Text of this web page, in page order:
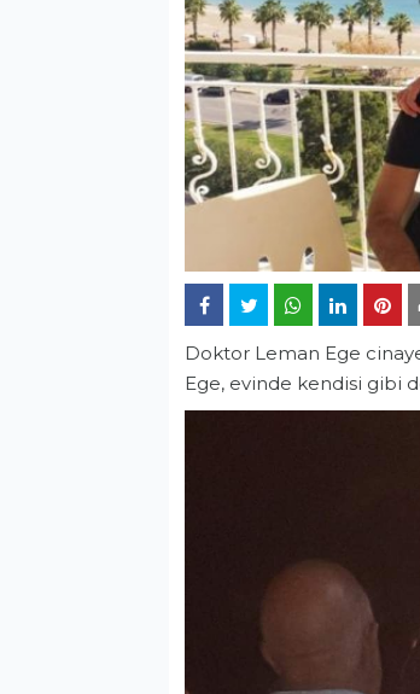
Doktor Leman Ege
Ege, evinde kendisi gibi